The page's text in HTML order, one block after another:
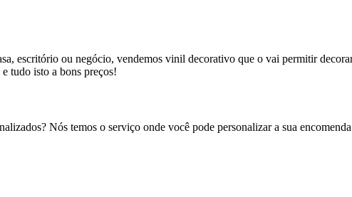
escritório ou negócio, vendemos vinil decorativo que o vai permitir
tudo isto a bons preços!
Nós temos o serviço onde você pode personalizar a sua